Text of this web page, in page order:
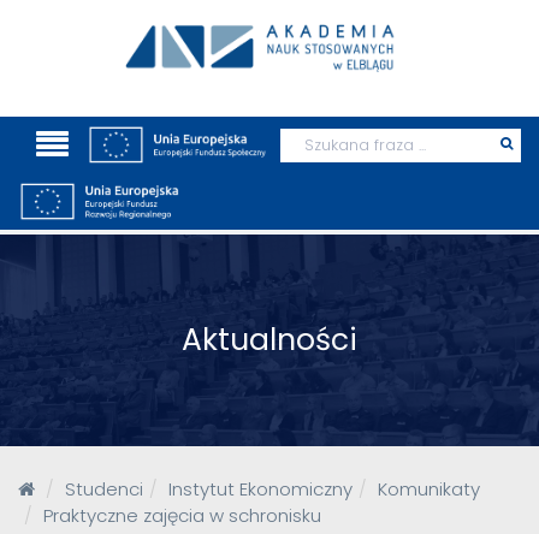
Wyszukaj
Aktualności
Studenci Instytut Ekonomiczny
Komunikaty
Praktyczne zajęcia w schronisku